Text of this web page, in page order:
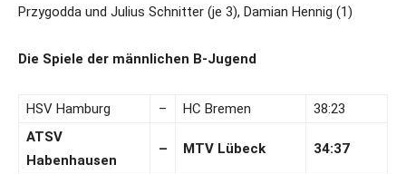
Przygodda und Julius Schnitter (je 3), Damian Hennig (1)
Die Spiele der männlichen B-Jugend
HSV Hamburg – HC Bremen
38:23
ATSV
Habenhausen
– MTV Lübeck 34:37